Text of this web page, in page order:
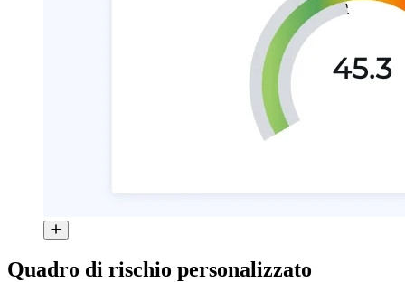
Quadro di rischio personalizzato